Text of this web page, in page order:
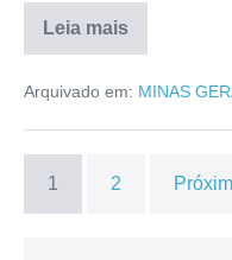
Leia mais
Arquivado em: MINAS
1 2